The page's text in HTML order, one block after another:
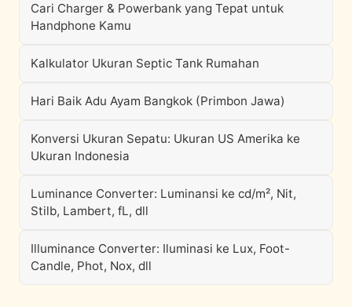
Cari Charger & Powerbank yang Tepat untuk
Handphone Kamu
Kalkulator Ukuran Septic Tank Rumahan
Hari Baik Adu Ayam Bangkok (Primbon Jawa)
Konversi Ukuran Sepatu: Ukuran US Amerika ke
Ukuran Indonesia
Luminance Converter: Luminansi ke cd/m², Nit,
Stilb, Lambert, fL, dll
Illuminance Converter: Iluminasi ke Lux, Foot-
Candle, Phot, Nox, dll